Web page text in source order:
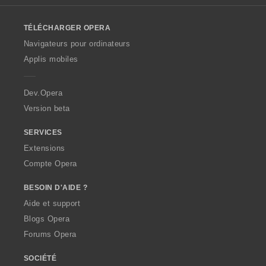
w
O
p
a
TÉLÉCHARGER OPERA
Navigateurs pour ordinateurs
Applis mobiles
Dev.Opera
Version beta
SERVICES
Extensions
Compte Opera
BESOIN D'AIDE ?
Aide et support
Blogs Opera
Forums Opera
SOCIÉTÉ